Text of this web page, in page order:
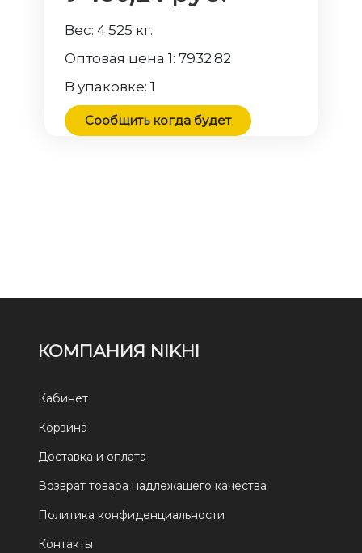
Вес:4.525 кг.
Оптовая цена 1:7932.82
В упаковке:1
Сообщить когда будет
КОМПАНИЯ NIKHI
Кабинет
Корзина
Доставка и оплата
Возврат товара надлежащего качества
Политика конфиденциальности
Контакты